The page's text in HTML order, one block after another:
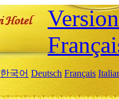
한국어 Deutsch Français